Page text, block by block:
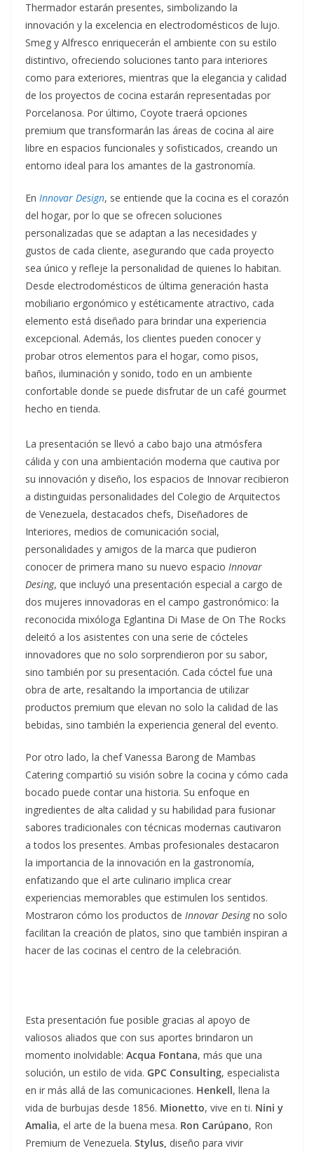
Thermador estarán presentes, simbolizando la
innovación y la excelencia en electrodomésticos de lujo.
Smeg y Alfresco enriquecerán el ambiente con su estilo
distintivo, ofreciendo soluciones tanto para interiores
como para exteriores, mientras que la elegancia y calidad
de los proyectos de cocina estarán representadas por
Porcelanosa. Por último, Coyote traerá opciones
premium que transformarán las áreas de cocina al aire
libre en espacios funcionales y sofisticados, creando un
entorno ideal para los amantes de la gastronomía.
En Innovar Design, se entiende que la cocina es el corazón
del hogar, por lo que se ofrecen soluciones
personalizadas que se adaptan a las necesidades y
gustos de cada cliente, asegurando que cada proyecto
sea único y refleje la personalidad de quienes lo habitan.
Desde electrodomésticos de última generación hasta
mobiliario ergonómico y estéticamente atractivo, cada
elemento está diseñado para brindar una experiencia
excepcional. Además, los clientes pueden conocer y
probar otros elementos para el hogar, como pisos,
baños, iluminación y sonido, todo en un ambiente
confortable donde se puede disfrutar de un café gourmet
hecho en tienda.
La presentación se llevó a cabo bajo una atmósfera
cálida y con una ambientación moderna que cautiva por
su innovación y diseño, los espacios de Innovar recibieron
a distinguidas personalidades del Colegio de Arquitectos
de Venezuela, destacados chefs, Diseñadores de
Interiores, medios de comunicación social,
personalidades y amigos de la marca que pudieron
conocer de primera mano su nuevo espacio Innovar
Desing, que incluyó una presentación especial a cargo de
dos mujeres innovadoras en el campo gastronómico: la
reconocida mixóloga Eglantina Di Mase de On The Rocks
deleitó a los asistentes con una serie de cócteles
innovadores que no solo sorprendieron por su sabor,
sino también por su presentación. Cada cóctel fue una
obra de arte, resaltando la importancia de utilizar
productos premium que elevan no solo la calidad de las
bebidas, sino también la experiencia general del evento.
Por otro lado, la chef Vanessa Barong de Mambas
Catering compartió su visión sobre la cocina y cómo cada
bocado puede contar una historia. Su enfoque en
ingredientes de alta calidad y su habilidad para fusionar
sabores tradicionales con técnicas modernas cautivaron
a todos los presentes. Ambas profesionales destacaron
la importancia de la innovación en la gastronomía,
enfatizando que el arte culinario implica crear
experiencias memorables que estimulen los sentidos.
Mostraron cómo los productos de Innovar Desingno solo
facilitan la creación de platos, sino que también inspiran a
hacer de las cocinas el centro de la celebración.
Esta presentación fue posible gracias al apoyo de
valiosos aliados que con sus aportes brindaron un
momento inolvidable: Acqua Fontana, más que una
solución, un estilo de vida. GPC Consulting, especialista
en ir más allá de las comunicaciones. Henkell, llena la
vida de burbujas desde 1856. Mionetto, vive en ti. Nini y
Amalia, el arte de la buena mesa. Ron Carúpano, Ron
Premium de Venezuela. Stylus, diseño para vivir